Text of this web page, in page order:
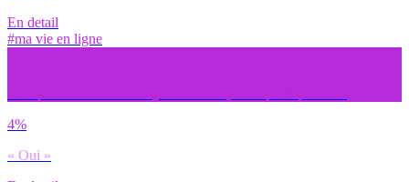
En detail
#ma vie en ligne
4%
« Oui »